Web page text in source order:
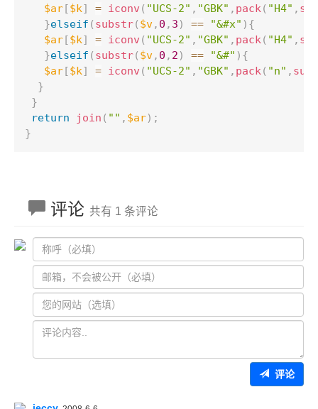
$ar[$k] = iconv ( "UCS-2" , "GBK" , pack( "H4" ,
}elseif ( substr( $v, 0 , 3 ) == "&#x" ) {
$ar[$k] = iconv ( "UCS-2" , "GBK" , pack( "H4" ,
}elseif ( substr( $v, 0 , 2 ) == "&#" ) {
$ar[$k] = iconv ( "UCS-2" , "GBK" , pack( "n" ,
}
}
return
join ( "" , $ar) ;
}
评论 共有 1 条评论
评论